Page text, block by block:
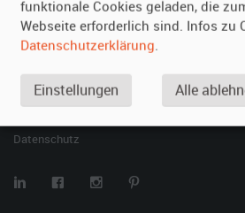
SPECIAL
Berühmte Filmautos –
unsere Top 10 ...
Datenschutz
funktionale Cookies geladen, die
Webseite erforderlich sind. Infos zu
Datenschutzerklärung.
Einstellungen Alle